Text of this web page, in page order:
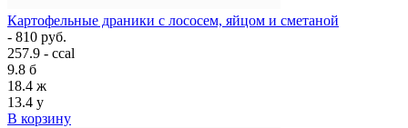
Картофельные драники с лососем, яйцом и сметаной
- 810 руб.
257.9 - ccal
9.8 б
18.4 ж
13.4 у
В корзину